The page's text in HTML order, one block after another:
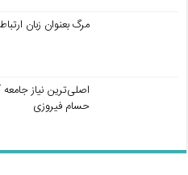
مرگ بعنوان زبان
اصلی‌ترین نیاز
حسام فیروزی